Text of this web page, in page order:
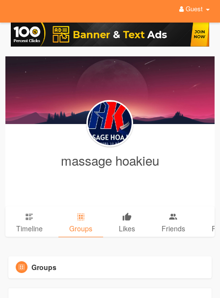
Guest
massage hoakieu
Timeline Groups Likes Friends
Groups